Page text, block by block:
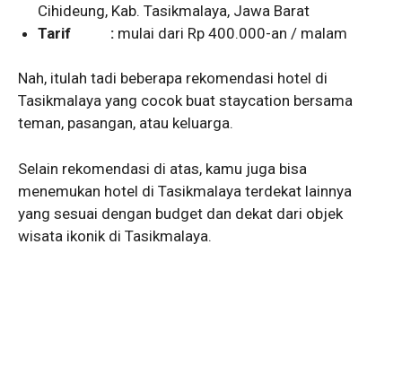
Cihideung, Kab. Tasikmalaya, Jawa Barat
Tarif : mulai dari Rp 400.000-an / malam
Nah, itulah tadi beberapa rekomendasi hotel di
Tasikmalaya yang cocok buat staycation bersama
teman, pasangan, atau keluarga.
Selain rekomendasi di atas, kamu juga bisa
menemukan hotel di Tasikmalaya terdekat lainnya
yang sesuai dengan budget dan dekat dari objek
wisata ikonik di Tasikmalaya.